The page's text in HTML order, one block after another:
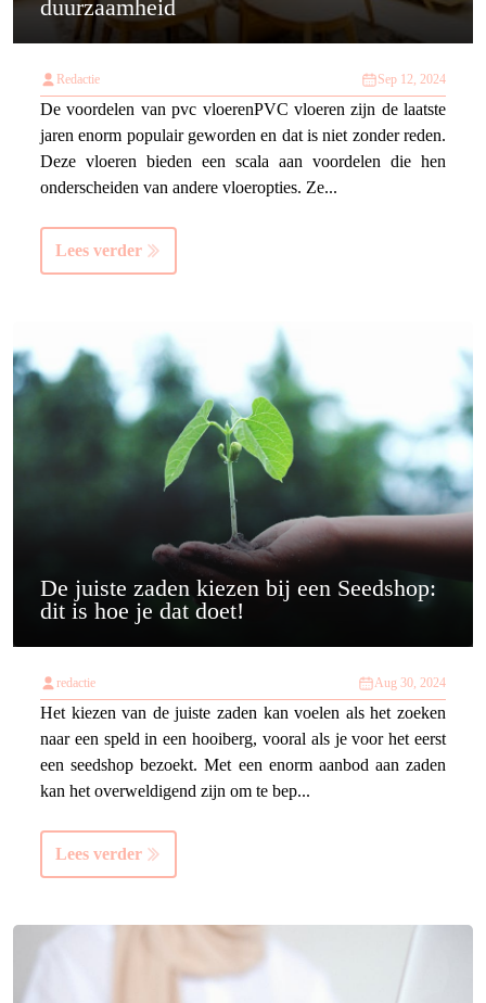
duurzaamheid
Redactie Sep 12, 2024
De voordelen van pvc vloerenPVC vloeren zijn de laatste
jaren enorm populair geworden en dat is niet zonder reden.
Deze vloeren bieden een scala aan voordelen die hen
onderscheiden van andere vloeropties. Ze...
Lees verder
De juiste zaden kiezen bij een Seedshop:
dit is hoe je dat doet!
redactie Aug 30, 2024
Het kiezen van de juiste zaden kan voelen als het zoeken
naar een speld in een hooiberg, vooral als je voor het eerst
een seedshop bezoekt. Met een enorm aanbod aan zaden
kan het overweldigend zijn om te bep...
Lees verder